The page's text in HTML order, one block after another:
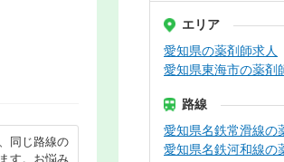
同じ路線の
す。お悩み
エリア
愛知県の薬剤師求人
愛知県東海市の薬剤
路線
愛知県名鉄常滑線の
愛知県名鉄河和線の